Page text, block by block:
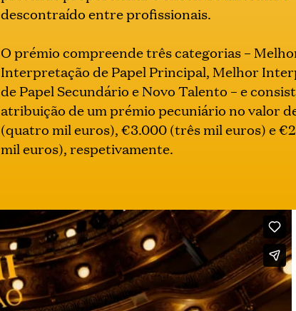
descontraído entre profissionais.
O prémio compreende três categorias –
Interpretação de Papel Principal, Melhor
de Papel Secundário e Novo Talento – e
atribuição de um prémio pecuniário no valor
(quatro mil euros), €3.000 (três mil euros) e
mil euros), respetivamente.